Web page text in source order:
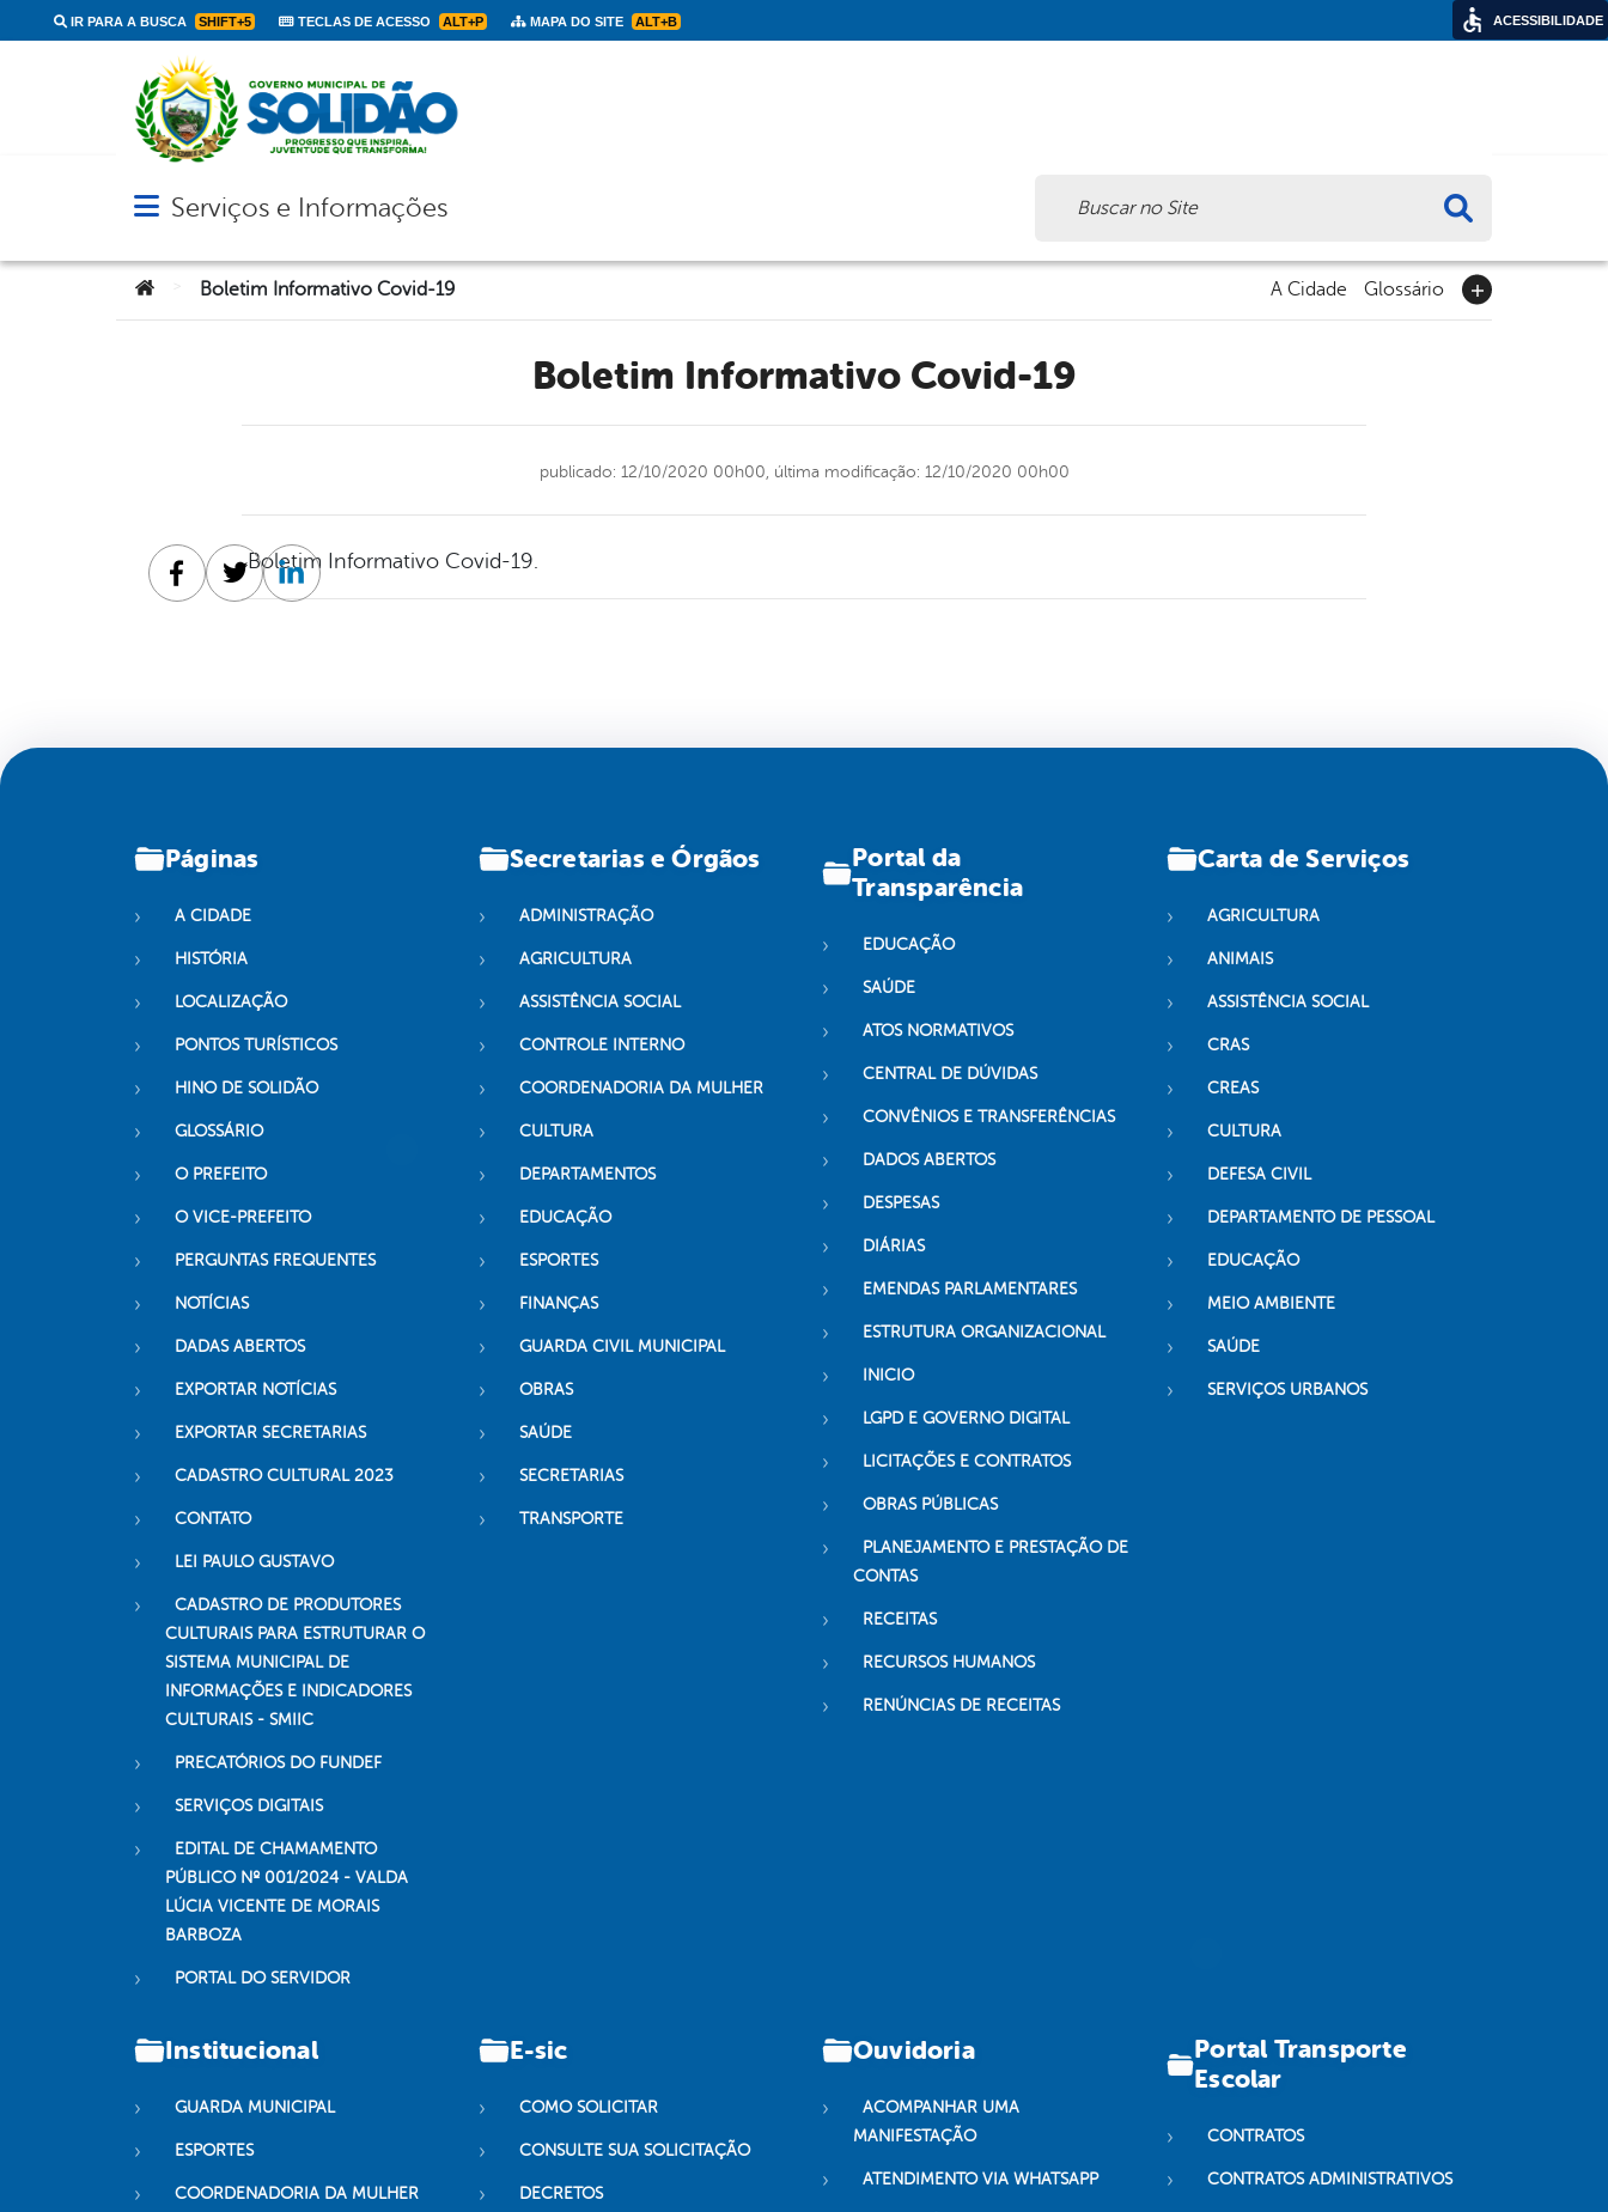
IR PARA A BUSCA SHIFT+5 TECLAS DE ACESSO ALT+P MAPA DO SITE ALT+B
Abrir menu principal de navegação
Serviços e Informações
Você está aqui:Boletim Informativo Covid-19 A Cidade Glossário
Boletim Informativo Covid-19
publicado: 12/10/2020 00h00, última modificação: 12/10/2020 00h00
Boletim Informativo Covid-19.
Facebook
TwitterLinkedin
Páginas
A CIDADE
HISTÓRIA
LOCALIZAÇÃO
PONTOS TURÍSTICOS
HINO DE SOLIDÃO
GLOSSÁRIO
O PREFEITO
O VICE-PREFEITO
PERGUNTAS FREQUENTES
NOTÍCIAS
DADAS ABERTOS
EXPORTAR NOTÍCIAS
EXPORTAR SECRETARIAS
CADASTRO CULTURAL 2023
CONTATO
LEI PAULO GUSTAVO
CADASTRO DE PRODUTORES
CULTURAIS PARA ESTRUTURAR O
SISTEMA MUNICIPAL DE
INFORMAÇÕES E INDICADORES
CULTURAIS - SMIIC
PRECATÓRIOS DO FUNDEF
SERVIÇOS DIGITAIS
EDITAL DE CHAMAMENTO
PÚBLICO Nº 001/2024 - VALDA
LÚCIA VICENTE DE MORAIS
BARBOZA
PORTAL DO SERVIDOR
Secretarias e Órgãos
ADMINISTRAÇÃO
AGRICULTURA
ASSISTÊNCIA SOCIAL
CONTROLE INTERNO
COORDENADORIA DA MULHER
CULTURA
DEPARTAMENTOS
EDUCAÇÃO
ESPORTES
FINANÇAS
GUARDA CIVIL MUNICIPAL
OBRAS
SAÚDE
SECRETARIAS
TRANSPORTE
Portal da
Transparência
EDUCAÇÃO
SAÚDE
ATOS NORMATIVOS
CENTRAL DE DÚVIDAS
CONVÊNIOS E TRANSFERÊNCIAS
DADOS ABERTOS
DESPESAS
DIÁRIAS
EMENDAS PARLAMENTARES
ESTRUTURA ORGANIZACIONAL
INICIO
LGPD E GOVERNO DIGITAL
LICITAÇÕES E CONTRATOS
OBRAS PÚBLICAS
PLANEJAMENTO E PRESTAÇÃO DE
CONTAS
RECEITAS
RECURSOS HUMANOS
RENÚNCIAS DE RECEITAS
Carta de Serviços
AGRICULTURA
ANIMAIS
ASSISTÊNCIA SOCIAL
CRAS
CREAS
CULTURA
DEFESA CIVIL
DEPARTAMENTO DE PESSOAL
EDUCAÇÃO
MEIO AMBIENTE
SAÚDE
SERVIÇOS URBANOS
Institucional
GUARDA MUNICIPAL
ESPORTES
COORDENADORIA DA MULHER
E-sic
COMO SOLICITAR
CONSULTE SUA SOLICITAÇÃO
DECRETOS
Ouvidoria
ACOMPANHAR UMA
MANIFESTAÇÃO
ATENDIMENTO VIA WHATSAPP
Portal Transporte
Escolar
CONTRATOS
CONTRATOS ADMINISTRATIVOS
ACESSIBILIDADE